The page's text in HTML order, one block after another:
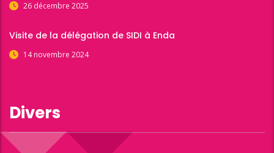
26 décembre 2025
Visite de la délégation de SIDI à Enda
14 novembre 2024
Divers